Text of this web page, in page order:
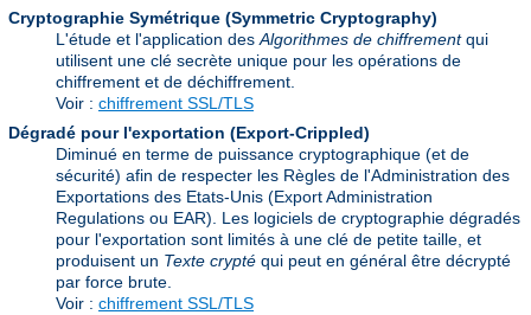
Cryptographie Symétrique (Symmetric Cryptography)
L'étude et l'application des Algorithmes de chiffrementqui
utilisent une clé secrète unique pour les opérations de
chiffrement et de déchiffrement.
Voir : chiffrement SSL/TLS
Dégradé pour l'exportation (Export-Crippled)
Diminué en terme de puissance cryptographique (et de
sécurité) afin de respecter les Règles de l'Administration des
Exportations des Etats-Unis (Export Administration
Regulations ou EAR). Les logiciels de cryptographie dégradés
pour l'exportation sont limités à une clé de petite taille, et
produisent un Texte crypté qui peut en général être décrypté
par force brute.
Voir : chiffrement SSL/TLS